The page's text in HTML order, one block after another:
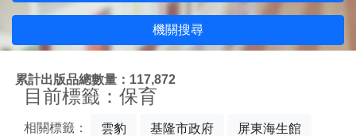
機關搜尋
累計出版品總數量：117,872
目前標籤：保育
相關標籤： 雲豹 基隆市政府 屏東海生館